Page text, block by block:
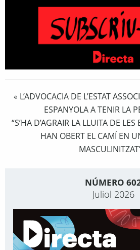
« L’ADVOCACIA DE L’ESTAT
ESPANYOLA A TENIR LA
“S’HA D’AGRAIR LA LLUITA DE
HAN OBERT EL CAMÍ EN
NÚMERO
Juliol 2026